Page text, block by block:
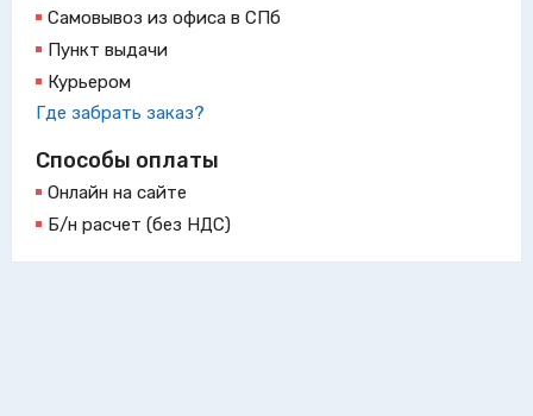
Самовывоз из офиса в СПб
Пункт выдачи
Курьером
Где забрать заказ?
Способы оплаты
Онлайн на сайте
Б/н расчет (без НДС)